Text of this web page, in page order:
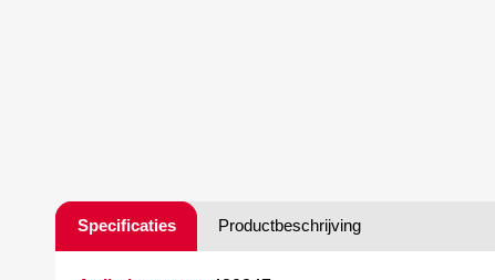
Specificaties Productbeschrijving